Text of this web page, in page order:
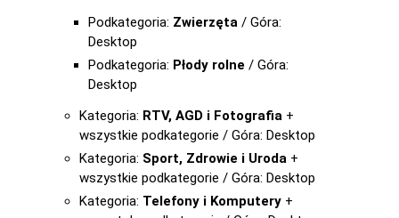
Podkategoria: Zwierzęta / Góra:
Desktop
Podkategoria: Płody rolne / Góra:
Desktop
Kategoria: RTV, AGD i Fotografia +
wszystkie podkategorie / Góra: Desktop
Kategoria: Sport, Zdrowie i Uroda +
wszystkie podkategorie / Góra: Desktop
Kategoria: Telefony i Komputery +